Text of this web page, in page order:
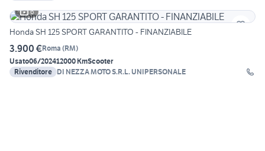
6
Honda SH 125 SPORT GARANTITO - FINANZIABILE
3.900 €Roma (RM)
Usato06/202412000 KmScooter
Rivenditore DI NEZZA MOTO S.R.L. UNIPERSONALE